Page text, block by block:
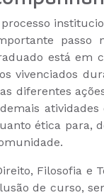
passo
está em
vivenciados
diferentes
ética para,
Filosofia e
de curso,